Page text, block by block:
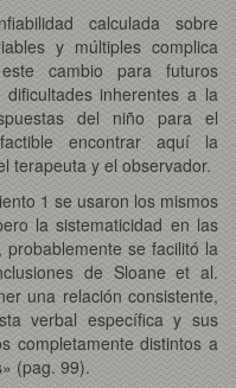
calculada sobre
y múltiples complica
cambio para futuros
inherentes a la
del niño para el
encontrar aquí la
terapeuta y el observador.
1 se usaron los mismos
la sistematicidad en las
se facilitó la
de Sloane et al.
una relación consistente,
verbal específica y sus
completamente distintos a
(pag. 99).